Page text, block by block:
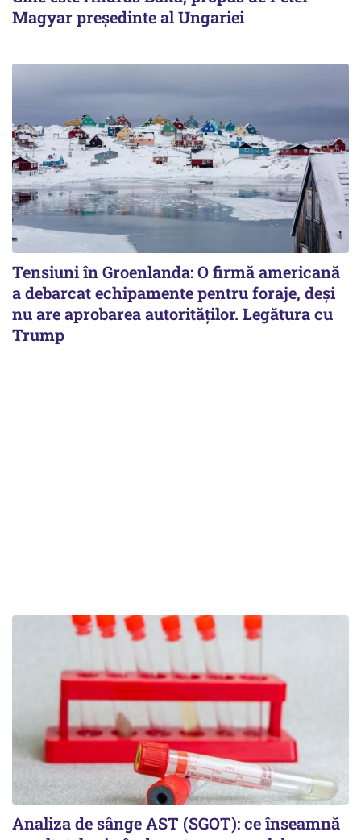
Magyar președinte al Ungariei
Tensiuni în Groenlanda: O firmă americană
a debarcat echipamente pentru foraje, deși
nu are aprobarea autorităților. Legătura cu
Trump
Analiza de sânge AST (SGOT): ce înseamnă